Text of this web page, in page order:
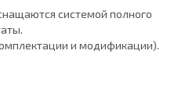
системой полного
и модификации).